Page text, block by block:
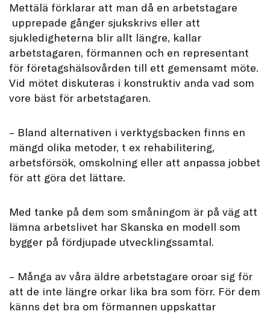
Mettälä förklarar att man då en arbetstagare
upprepade gånger sjukskrivs eller att
sjukledigheterna blir allt längre, kallar
arbetstagaren, förmannen och en representant
för företagshälsovården till ett gemensamt möte.
Vid mötet diskuteras i konstruktiv anda vad som
vore bäst för arbetstagaren.
– Bland alternativen i verktygsbacken finns en
mängd olika metoder, t ex rehabilitering,
arbetsförsök, omskolning eller att anpassa jobbet
för att göra det lättare.
Med tanke på dem som småningom är på väg att
lämna arbetslivet har Skanska en modell som
bygger på fördjupade utvecklingssamtal.
– Många av våra äldre arbetstagare oroar sig för
att de inte längre orkar lika bra som förr. För dem
känns det bra om förmannen uppskattar